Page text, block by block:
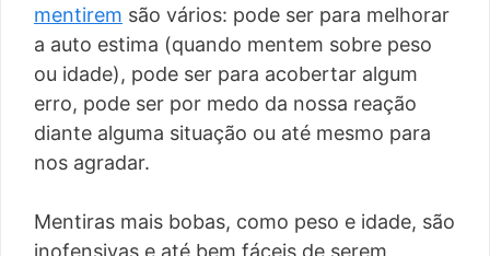
mentirem são vários: pode ser para melhorar
a auto estima (quando mentem sobre peso
ou idade), pode ser para acobertar algum
erro, pode ser por medo da nossa reação
diante alguma situação ou até mesmo para
nos agradar.
Mentiras mais bobas, como peso e idade, são